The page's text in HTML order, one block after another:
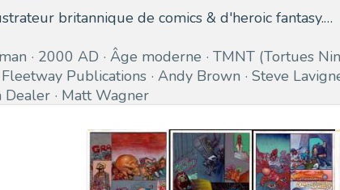
britannique de comics & d'heroic fantasy.…
2000 AD Âge moderne TMNT (Tortues
Fleetway Publications Andy Brown Steve
Dealer Matt Wagner